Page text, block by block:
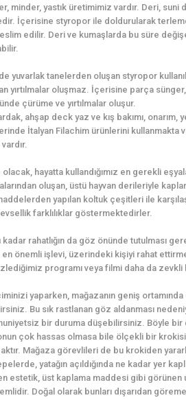
minder, yastık üretimimiz vardır. Deri,
İçerisine styropor ile doldurularak
edilir. Deri ve kumaşlarda bu süre
yuvarlak tanelerden oluşan styropor
yırtılmalar oluşmaz. İçerisine parça
çürüme ve yırtılmalar oluşur.
ahşap deck yaz ve kış bakımı, onarım,
İtalyan Filachim ürünlerini kullanmakta
hayatta kullandığımız en gerekli
oluşan, üstü hayvan derileriyle
yapılan koltuk çeşitleri ile
farklılıklar göstermektedirler.
rahatlığın da göz önünde tutulması
en önemli işlevi, üzerindeki kişiyi rahat
izlediğimiz programı veya filmi daha da
yaparken, mağazanın geniş ortamında
Bu sık rastlanan göz aldanması
bir duruma düşebilirsiniz. Böyle bir
çok hassas olmasa bile ölçekli bir
Mağaza görevlileri de bu krokiden
yatağın açıldığında ne kadar yer
estetik, üst kaplama maddesi gibi görünen
Doğal olarak bunları dışarıdan